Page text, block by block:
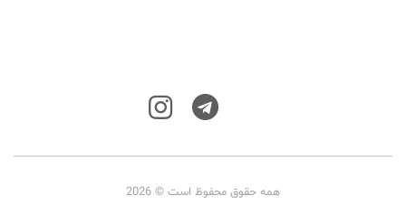
همه حقوق محفوظ است © 2026